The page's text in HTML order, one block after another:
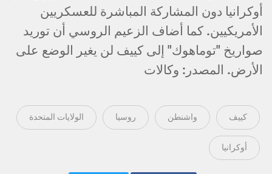
أوكرانيا دون المشاركة المباشرة للعسكريين
الأمريكيين. كما أضاف الزعيم الروسي أن توريد
صواريخ "توماهوك" إلى كييف لن يغير الوضع على
الأرض. المصدر: وكالات
كييف واشنطن روسيا الولايات المتحدة
أوكرانيا